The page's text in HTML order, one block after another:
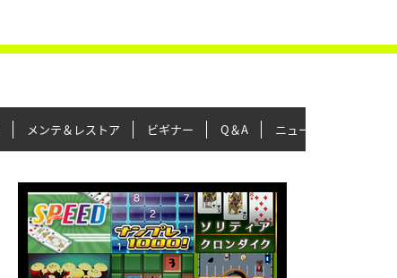
メンテ＆レストア ビギナー Q＆A ニュース＆トピックス